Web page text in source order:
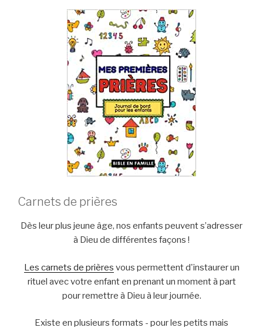
Carnets de prières
Dès leur plus jeune âge, nos enfants peuvent s’adresser
à Dieu de différentes façons !
Les carnets de prières vous permettent d'instaurer un
rituel avec votre enfant en prenant un moment à part
pour remettre à Dieu à leur journée.
Existe en plusieurs formats - pour les petits mais